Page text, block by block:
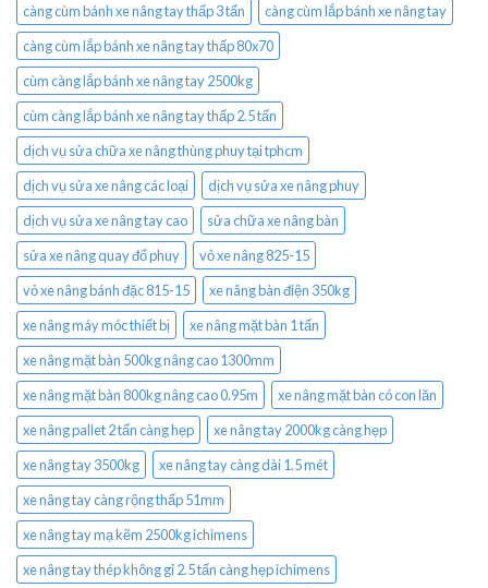
càng cùm bánh xe nâng tay thấp 3 tấn
càng cùm lắp bánh xe nâng tay
càng cùm lắp bánh xe nâng tay thấp 80x70
cùm càng lắp bánh xe nâng tay 2500kg
cùm càng lắp bánh xe nâng tay thấp 2.5 tấn
dịch vụ sửa chữa xe nâng thùng phuy tại tphcm
dịch vụ sửa xe nâng các loại
dịch vụ sửa xe nâng phuy
dịch vụ sửa xe nâng tay cao
sửa chữa xe nâng bàn
sửa xe nâng quay đổ phuy
vỏ xe nâng 825-15
vỏ xe nâng bánh đặc 815-15
xe nâng bàn điện 350kg
xe nâng máy móc thiết bị
xe nâng mặt bàn 1 tấn
xe nâng mặt bàn 500kg nâng cao 1300mm
xe nâng mặt bàn 800kg nâng cao 0.95m
xe nâng mặt bàn có con lăn
xe nâng pallet 2 tấn càng hẹp
xe nâng tay 2000kg càng hẹp
xe nâng tay 3500kg
xe nâng tay càng dài 1.5 mét
xe nâng tay càng rộng thấp 51mm
xe nâng tay mạ kẽm 2500kg ichimens
xe nâng tay thép không gỉ 2.5 tấn càng hẹp ichimens